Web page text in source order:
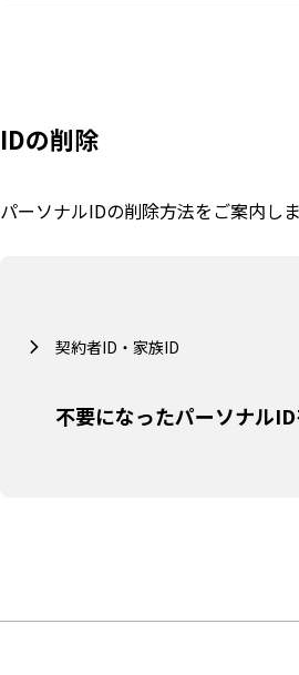
IDの削除
パーソナルIDの削除方法をご案内しま
契約者ID・家族ID
不要になったパーソナル